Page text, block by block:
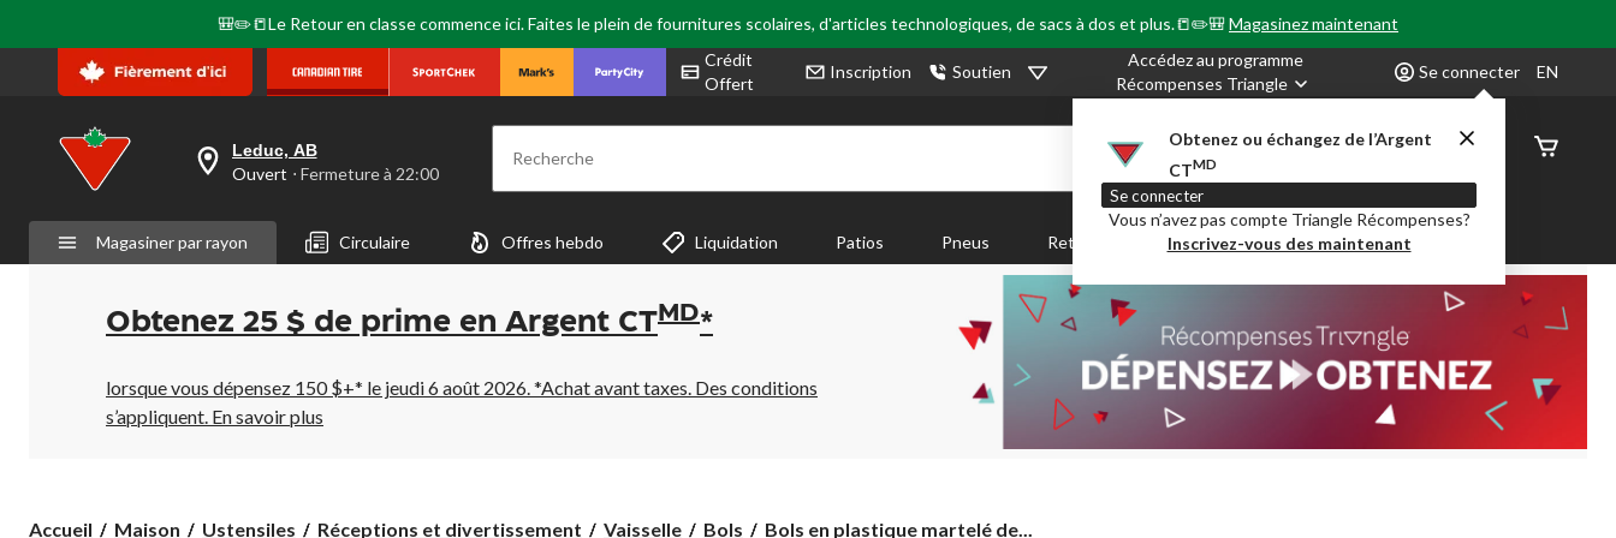
🎒✏️📒Le Retour en classe commence ici. Faites le plein de fournitures scolaires, d'articles technologiques, de sacs à dos et plus.📒✏️🎒Magasinez maintenant
Crédit
Offert
Inscription Soutien
Accédez au programme
Récompenses Triangle
Se connecter
Obtenez ou échangez de l’Argent
CTMD
Se connecter
Vous n’avez pas compte Triangle Récompenses?
Inscrivez-vous des maintenant
EN
votre
est
Leduc,
AB,
Fermeture
à
22:00
cliquer
pour
Leduc, AB
Ouvert ⋅ Fermeture à 22:00 Recherche
État de
Magasiner par rayon Circulaire Offres hebdo Liquidation Patios Pneus Retour en Classe Party City Centre-auto
Obtenez 25 $ de prime en Argent CT MD*
lorsque vous dépensez 150 $+* le jeudi 6 août 2026. *Achat avant taxes. Des conditions
s’appliquent. En savoir plus
Accueil Maison Ustensiles Réceptions et divertissement Vaisselle Bols
Bols
Bols en plastique martelé de...